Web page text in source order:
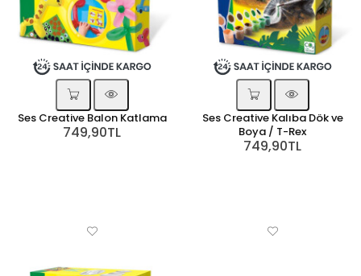
Ses Creative Balon Katlama
749,90TL
Ses Creative Kalıba Dök ve
Boya / T-Rex
749,90TL